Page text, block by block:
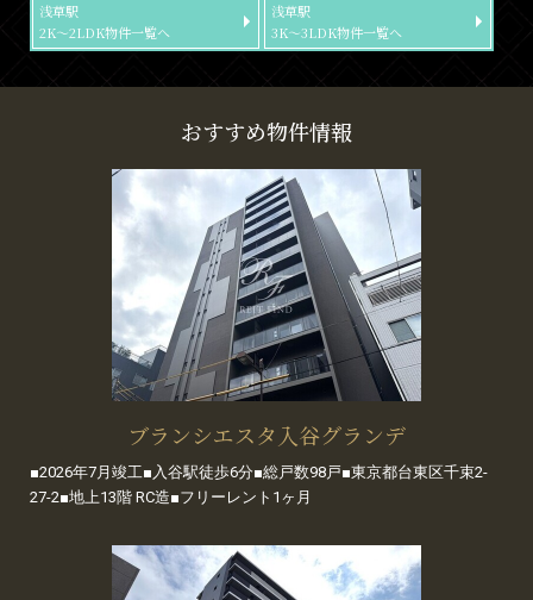
浅草駅
2K～2LDK物件一覧へ
浅草駅
3K～3LDK物件一覧へ
おすすめ物件情報
ブランシエスタ入谷グランデ
■2026年7月竣工■入谷駅徒歩6分■総戸数98戸■東京都台東区千束2-
27-2■地上13階 RC造■フリーレント1ヶ月